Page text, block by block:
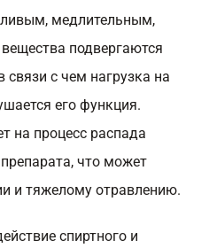
медлительным,
подвергаются
связи с чем нагрузка на
его функция.
на процесс распада
что может
и тяжелому отравлению.
спиртного и